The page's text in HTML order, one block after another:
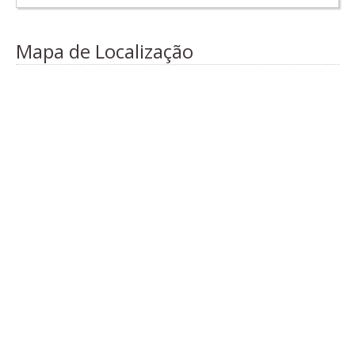
Mapa de Localização